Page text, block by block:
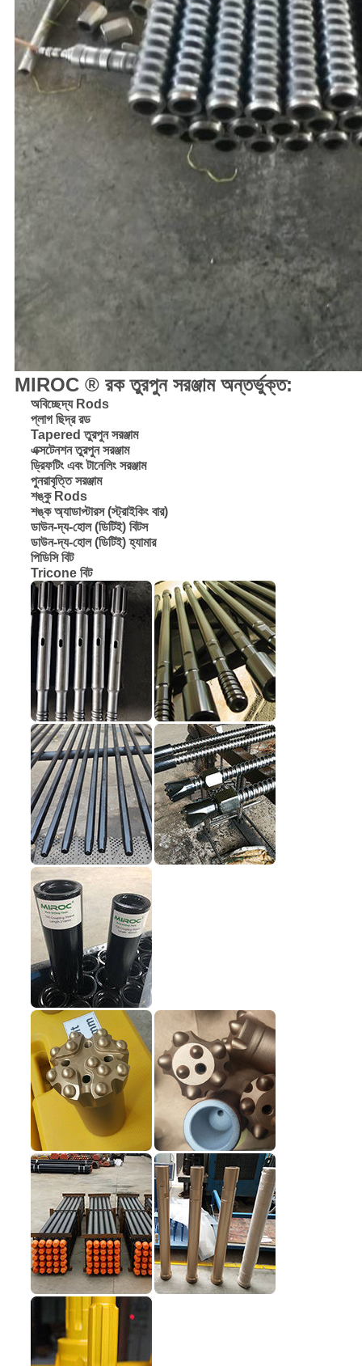
MIROC ® রক তুরপুন সরঞ্জাম অন্তর্ভুক্ত:
অবিচ্ছেদ্য Rods
প্লাগ ছিদ্র রড
Tapered তুরপুন সরঞ্জাম
এক্সটেনশন তুরপুন সরঞ্জাম
ড্রিফটিং এবং টানেলিং সরঞ্জাম
পুনরাবৃত্তি সরঞ্জাম
শঙ্কু Rods
শঙ্ক অ্যাডাপ্টারস (স্ট্রাইকিং বার)
ডাউন-দ্য-হোল (ডিটিই) বিটস
ডাউন-দ্য-হোল (ডিটিই) হ্যামার
পিডিসি বিট
Tricone বিট